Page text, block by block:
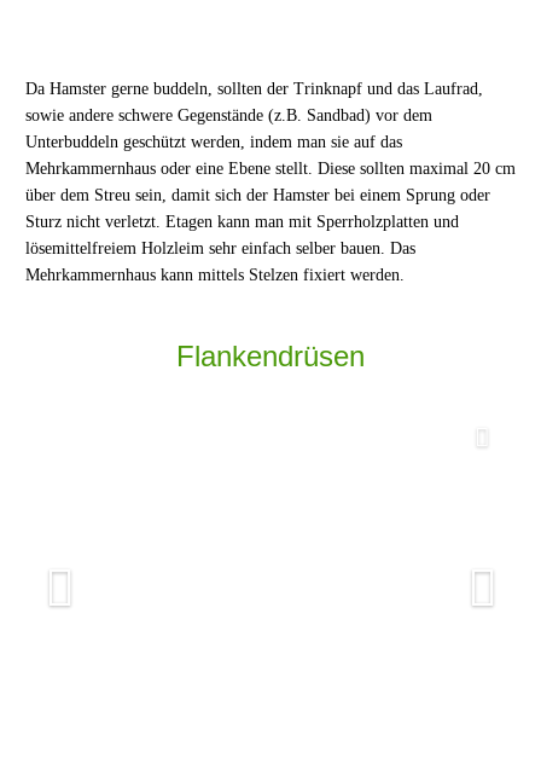
Da Hamster gerne buddeln, sollten der Trinknapf und das Laufrad,
sowie andere schwere Gegenstände (z.B. Sandbad) vor dem
Unterbuddeln geschützt werden, indem man sie auf das
Mehrkammernhaus oder eine Ebene stellt. Diese sollten maximal 20 cm
über dem Streu sein, damit sich der Hamster bei einem Sprung oder
Sturz nicht verletzt. Etagen kann man mit Sperrholzplatten und
lösemittelfreiem Holzleim sehr einfach selber bauen. Das
Mehrkammernhaus kann mittels Stelzen fixiert werden.
Flankendrüsen